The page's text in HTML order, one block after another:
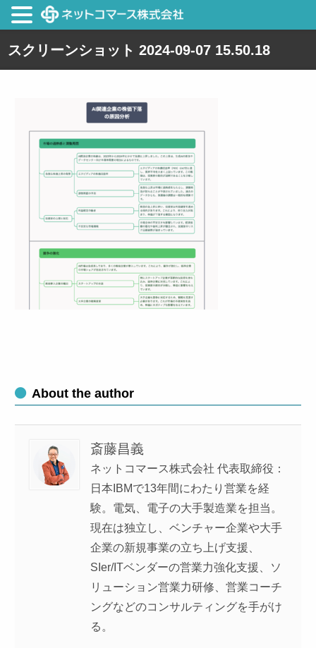
スクリーンショット 2024-09-07 15.50.18
About the author
斎藤昌義
ネットコマース株式会社 代表取締役：
日本IBMで13年間にわたり営業を経
験。電気、電子の大手製造業を担当。
現在は独立し、ベンチャー企業や大手
企業の新規事業の立ち上げ支援、
SIer/ITベンダーの営業力強化支援、ソ
リューション営業力研修、営業コーチ
ングなどのコンサルティングを手がけ
る。